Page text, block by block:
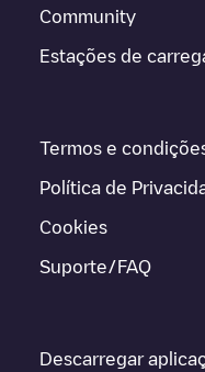
Community
Estações de
Termos e
Política de
Cookies
Suporte/FAQ
Descarregar